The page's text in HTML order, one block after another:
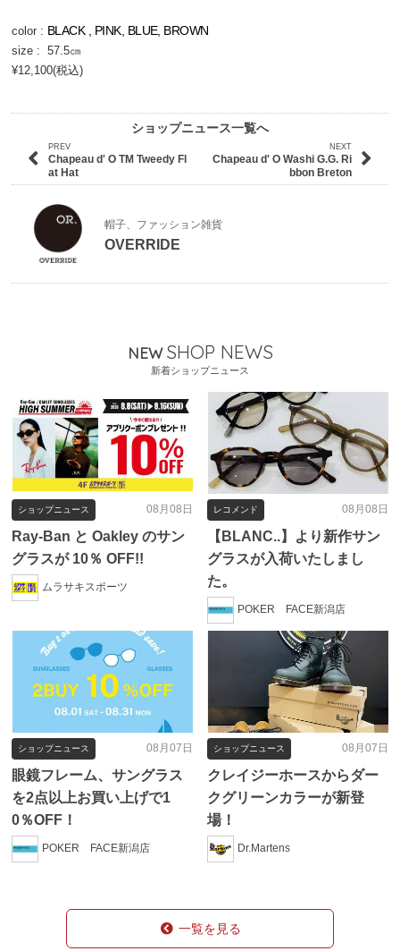
color : BLACK , PINK, BLUE, BROWN
size : 57.5㎝
¥12,100(税込)
ショップニュース一覧へ
PREV
Chapeau d' O TM Tweedy Fl
at Hat
NEXT
Chapeau d' O Washi G.G. Ri
bbon Breton
帽子、ファッション雑貨
OVERRIDE
NEW SHOP NEWS
新着ショップニュース
08月08日
ショップニュース
Ray-Ban と Oakley のサン
グラスが 10％ OFF!!
ムラサキスポーツ
08月08日
レコメンド
【BLANC..】より新作サン
グラスが入荷いたしまし
た。
POKER FACE新潟店
08月07日
ショップニュース
眼鏡フレーム、サングラス
を2点以上お買い上げで1
0％OFF！
POKER FACE新潟店
08月07日
ショップニュース
クレイジーホースからダー
クグリーンカラーが新登
場！
Dr.Martens
一覧を見る